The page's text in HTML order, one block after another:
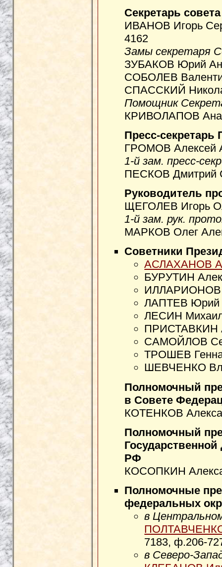
Секретарь
ИВАНОВ Игорь
4162
Замы секретаря
ЗУБАКОВ Юрий
СОБОЛЕВ
СПАССКИЙ
Помощник
КРИВОЛАПОВ
Пресс-
ГРОМОВ Алексей
1-й зам. пресс-
ПЕСКОВ Дмитрий
Руководитель
ЩЕГОЛЕВ Игорь
1-й зам. рук.
МАРКОВ Олег
Советники
АСЛАХАНОВ
БУРУТИН
ИЛЛАРИОНОВ
ЛАПТЕВ Юрий
ЛЕСИН
ПРИСТАВКИН
САМОЙЛОВ
ТРОШЕВ
ШЕВЧЕНКО
Полномочный
в Совете
КОТЕНКОВ
Полномочный
РФ
КОСОПКИН
Полномочные
федеральных
в
ПОЛТАВЧЕНКО
7183, ф.206-
в Северо-